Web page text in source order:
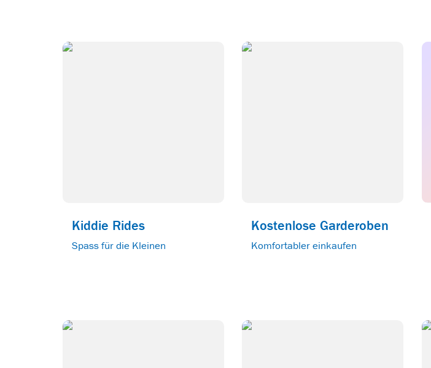
Kiddie Rides
Spass für die Kleinen
Kostenlose Garderoben
Komfortabler einkaufen